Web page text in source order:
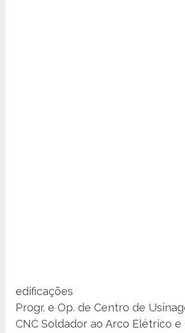
edificações
Progr. e Op. de Centro de
CNC Soldador ao Arco Elétrico e